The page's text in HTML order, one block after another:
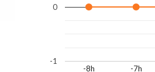
-8h -7h
-1
0